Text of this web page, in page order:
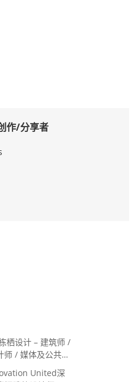
作/分享者
栖设计 – 建筑师 /
/ 媒体及公共关
聘）
United深